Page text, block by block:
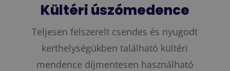
Kültéri úszómedence
Teljesen felszerelt csendes és nyugodt
kerthelységükben található kültéri
mendence díjmentesen használható